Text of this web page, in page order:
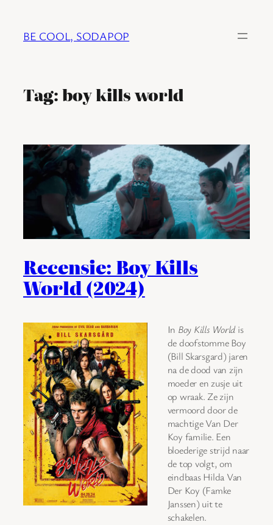
BE COOL, SODAPOP
Tag:boy kills world
Recensie: Boy Kills
World (2024)
In Boy Kills Worldis
de doofstomme Boy
(Bill Skarsgard) jaren
na de dood van zijn
moeder en zusje uit
op wraak. Ze zijn
vermoord door de
machtige Van Der
Koy familie. Een
bloederige strijd naar
de top volgt, om
eindbaas Hilda Van
Der Koy (Famke
Janssen) uit te
schakelen.